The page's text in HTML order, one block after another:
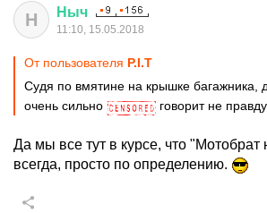
Н Ныч
11:10, 15.05.2018
От пользователя P.I.T
Судя по вмятине на крышке багажника,
очень сильно
говорит не правду.
Да мы все тут в курсе, что "Мотобрат
всегда, просто по определению.